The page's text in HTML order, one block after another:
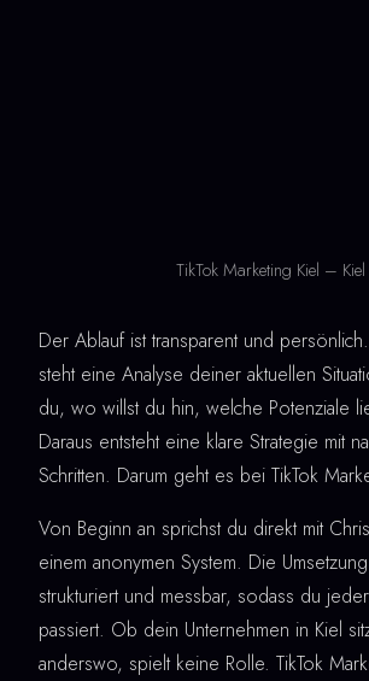
TikTok Marketing Kiel – Kiel
Der Ablauf ist transparent und
steht eine Analyse deiner aktuellen
du, wo willst du hin, welche Potenziale
Daraus entsteht eine klare Strategie mit
Schritten. Darum geht es bei TikTok
Von Beginn an sprichst du direkt mit
einem anonymen System. Die
strukturiert und messbar, sodass du
passiert. Ob dein Unternehmen in Kiel
anderswo, spielt keine Rolle. TikTok